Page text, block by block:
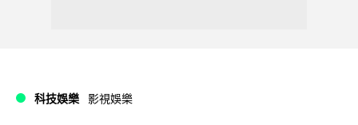
科技娛樂 影視娛樂